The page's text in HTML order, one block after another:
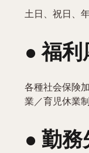
土日、祝日、
● 福
各種社会保険
業／育児休業
● 勤